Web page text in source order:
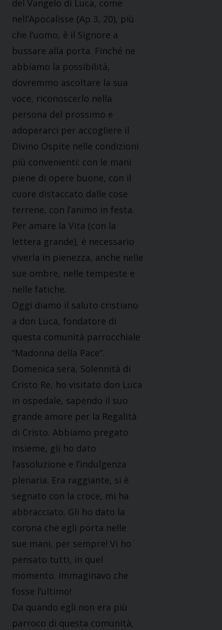
del Vangelo di Luca, come
nell’Apocalisse (Ap 3, 20), più
che l’uomo, è il Signore a
bussare alla porta. Finché ne
abbiamo la possibilità,
dovremmo ascoltare la sua
voce, riconoscerlo nella
persona del prossimo e
adoperarci per accogliere il
Divino Ospite nelle condizioni
più convenienti: con le mani
piene di opere buone, con il
cuore distaccato dalle cose
terrene, con l’animo in festa.
Per amare la Vita (con la
lettera grande), è necessario
viverla in pienezza, anche nelle
sue ombre, nelle tempeste e
nelle fatiche.
Oggi diamo il saluto cristiano
a don Luca, fondatore di
questa comunità parrocchiale
“Madonna della Pace”.
Domenica sera, Solennità di
Cristo Re, ho visitato don Luca
in ospedale, sapendo il suo
grande amore per la Regalità
di Cristo. Abbiamo pregato
insieme, gli ho dato
l’assoluzione e l’indulgenza
plenaria. Era raggiante, si è
segnato con la croce, mi ha
abbracciato. Gli ho dato la
corona che egli porta nelle
sue mani, per sempre! Vi ho
pensato tutti, in quel
momento. Immaginavo che
fosse l’ultimo!
Da quando egli non era più
parroco di questa comunità,